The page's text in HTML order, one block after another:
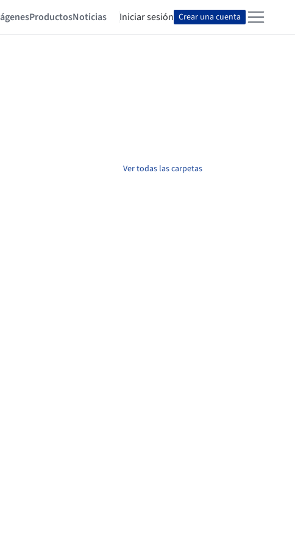
ProductosNoticias Iniciar sesión Crear una cuenta
Ver todas las carpetas